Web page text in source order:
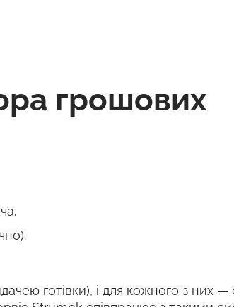
грошових
готівки), і для кожного з них —